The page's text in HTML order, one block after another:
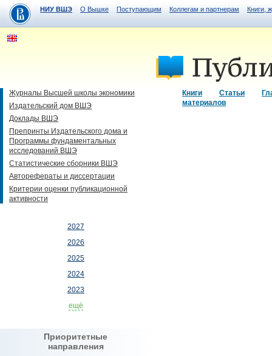
НИУ ВШЭ О Вышке Поступающим Коллегам и партнерам Книги,
Книги Статьи
материалов
Журналы Высшей школы экономики
Издательский дом ВШЭ
Доклады ВШЭ
Препринты Издательского дома и
Программы фундаментальных
исследований ВШЭ
Статистические сборники ВШЭ
Авторефераты и диссертации
Критерии оценки публикационной
активности
2027
2026
2025
2024
2023
ещё
Приоритетные
направления